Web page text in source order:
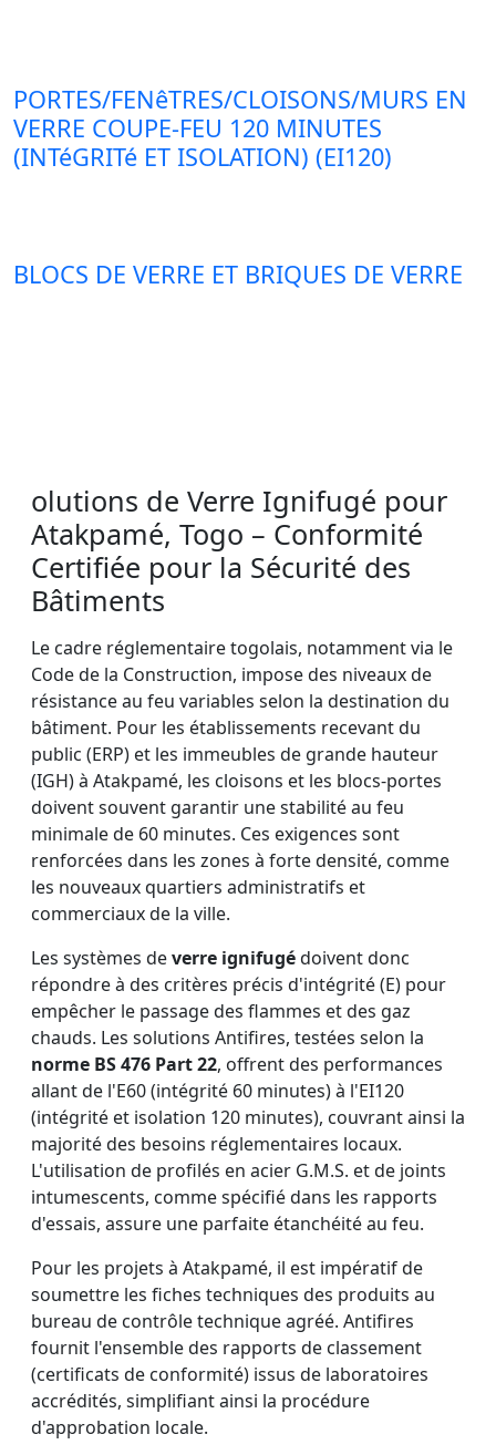
PORTES/FENêTRES/CLOISONS/MURS EN
VERRE COUPE-FEU 120 MINUTES
(INTéGRITé ET ISOLATION) (EI120)
BLOCS DE VERRE ET BRIQUES DE VERRE
olutions de Verre Ignifugé pour
Atakpamé, Togo – Conformité
Certifiée pour la Sécurité des
Bâtiments
Le cadre réglementaire togolais, notamment via le
Code de la Construction, impose des niveaux de
résistance au feu variables selon la destination du
bâtiment. Pour les établissements recevant du
public (ERP) et les immeubles de grande hauteur
(IGH) à Atakpamé, les cloisons et les blocs-portes
doivent souvent garantir une stabilité au feu
minimale de 60 minutes. Ces exigences sont
renforcées dans les zones à forte densité, comme
les nouveaux quartiers administratifs et
commerciaux de la ville.
Les systèmes deverre ignifugédoivent donc
répondre à des critères précis d'intégrité (E) pour
empêcher le passage des flammes et des gaz
chauds. Les solutions Antifires, testées selon la
norme BS 476 Part 22, offrent des performances
allant de l'E60 (intégrité 60 minutes) à l'EI120
(intégrité et isolation 120 minutes), couvrant ainsi la
majorité des besoins réglementaires locaux.
L'utilisation de profilés en acier G.M.S. et de joints
intumescents, comme spécifié dans les rapports
d'essais, assure une parfaite étanchéité au feu.
Pour les projets à Atakpamé, il est impératif de
soumettre les fiches techniques des produits au
bureau de contrôle technique agréé. Antifires
fournit l'ensemble des rapports de classement
(certificats de conformité) issus de laboratoires
accrédités, simplifiant ainsi la procédure
d'approbation locale.